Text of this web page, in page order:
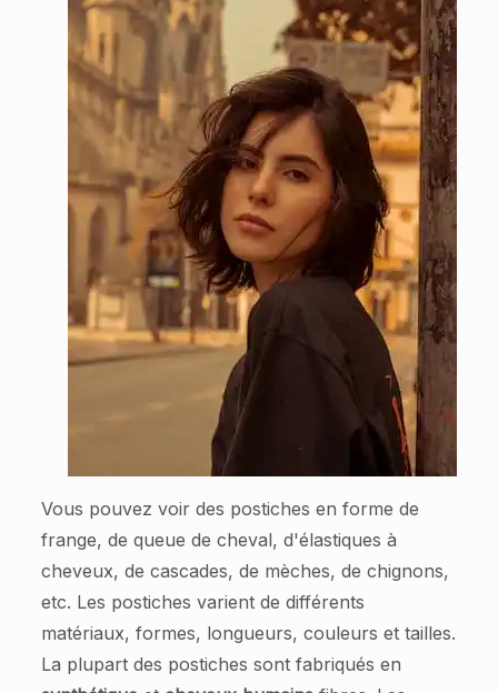
Vous pouvez voir des postiches en forme de
frange, de queue de cheval, d'élastiques à
cheveux, de cascades, de mèches, de chignons,
etc. Les postiches varient de différents
matériaux, formes, longueurs, couleurs et tailles.
La plupart des postiches sont fabriqués en